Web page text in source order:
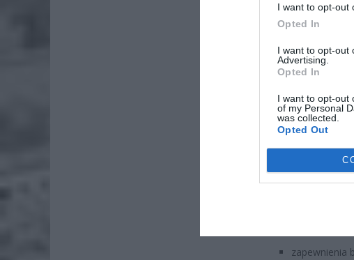
I want to opt-out
Opted In
I want to opt-out
Advertising.
Opted In
I want to opt-out
of my Personal
was collected.
Opted Out
ZOBACZ
Lidl
4 sierpnia 2026
Pieniądze
Wnioski
Według
zapewnienia